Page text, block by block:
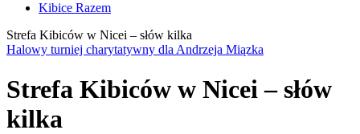
Kibice Razem
Strefa Kibiców w Nicei – słów kilka
Halowy turniej charytatywny dla Andrzeja Miązka
Strefa Kibiców w Nicei – słów
kilka